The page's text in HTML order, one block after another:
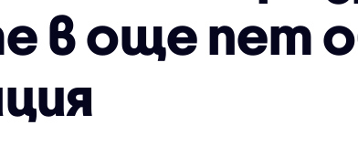
в още пет